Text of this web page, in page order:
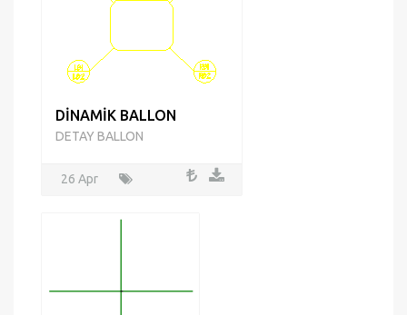
DİNAMİK BALLON
DETAY BALLON
26 Apr